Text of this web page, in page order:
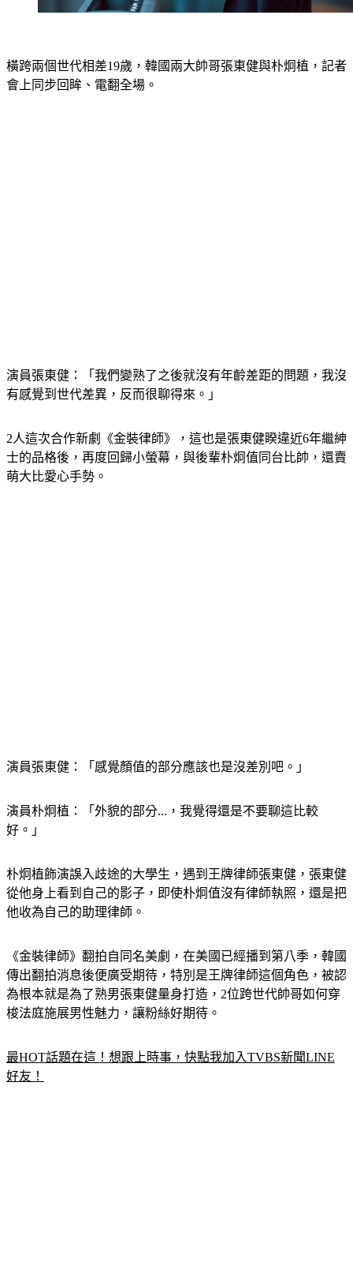
橫跨兩個世代相差19歲，韓國兩大帥哥張東健與朴炯植，記者
會上同步回眸、電翻全場。
演員張東健：「我們變熟了之後就沒有年齡差距的問題，我沒
有感覺到世代差異，反而很聊得來。」
2人這次合作新劇《金裝律師》，這也是張東健睽違近6年繼紳
士的品格後，再度回歸小螢幕，與後輩朴炯值同台比帥，還賣
萌大比愛心手勢。
演員張東健：「感覺顏值的部分應該也是沒差別吧。」
演員朴炯植：「外貌的部分...，我覺得還是不要聊這比較
好。」
朴炯植飾演誤入歧途的大學生，遇到王牌律師張東健，張東健
從他身上看到自己的影子，即使朴炯值沒有律師執照，還是把
他收為自己的助理律師。
《金裝律師》翻拍自同名美劇，在美國已經播到第八季，韓國
傳出翻拍消息後便廣受期待，特別是王牌律師這個角色，被認
為根本就是為了熟男張東健量身打造，2位跨世代帥哥如何穿
梭法庭施展男性魅力，讓粉絲好期待。
最HOT話題在這！想跟上時事，快點我加入TVBS新聞LINE
好友！